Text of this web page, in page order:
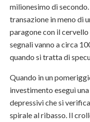
milionesimo di
transazione in meno di
paragone con il
segnali vanno a circa
quando si tratta di
Quando in un
investimento eseguì
depressivi che si
spirale al ribasso. Il